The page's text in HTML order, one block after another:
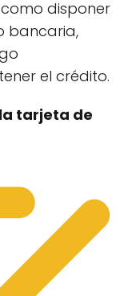
disponer
bancaria,
el crédito.
tarjeta de